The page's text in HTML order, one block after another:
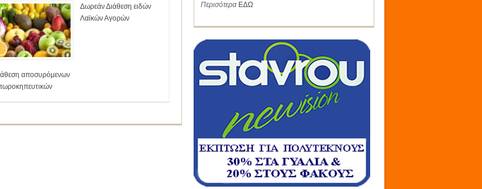
αποσυρόμενων
Δωρεάν Διάθεση ειδών
Λαϊκών Αγορών
Περισότερα ΕΔΩ